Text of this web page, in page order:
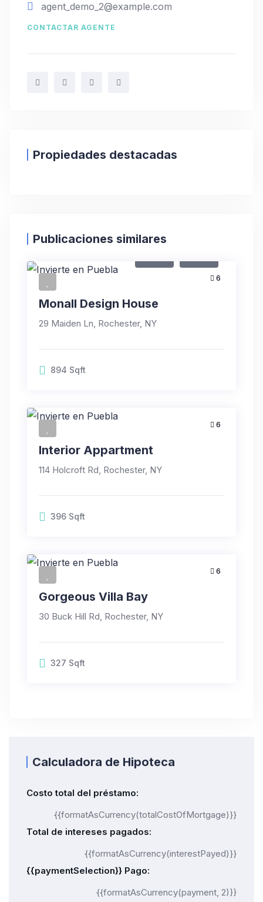
agent_demo_2@example.com
CONTACTAR AGENTE
Propiedades destacadas
Publicaciones similares
6
Monall Design House
29 Maiden Ln, Rochester, NY
894 Sqft
6
Interior Appartment
114 Holcroft Rd, Rochester, NY
396 Sqft
6
Gorgeous Villa Bay
30 Buck Hill Rd, Rochester, NY
327 Sqft
Calculadora de Hipoteca
Costo total del préstamo:
{{formatAsCurrency(totalCostOfMortgage)}}
Total de intereses pagados:
{{formatAsCurrency(interestPayed)}}
{{paymentSelection}} Pago:
{{formatAsCurrency(payment, 2)}}